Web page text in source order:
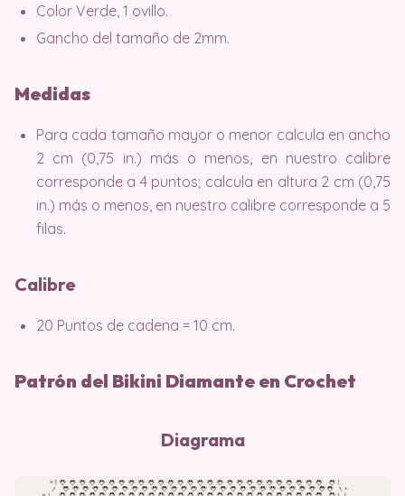
Color Verde, 1 ovillo.
Gancho del tamaño de 2mm.
Medidas
Para cada tamaño mayor o menor calcula en ancho
2 cm (0,75 in.) más o menos, en nuestro calibre
corresponde a 4 puntos; calcula en altura 2 cm (0,75
in.) más o menos, en nuestro calibre corresponde a 5
filas.
Calibre
20 Puntos de cadena = 10 cm.
Patrón del Bikini Diamante en Crochet
Diagrama